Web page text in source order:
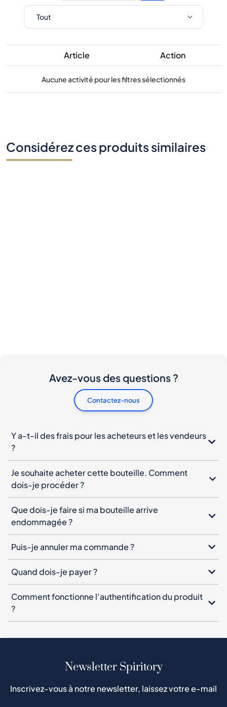
Article Action
Aucune activité pour les filtres sélectionnés
Considérez ces produits similaires
Avez-vous des questions ?
Contactez-nous
Y a-t-il des frais pour les acheteurs et les vendeurs
?
Je souhaite acheter cette bouteille. Comment
dois-je procéder ?
Que dois-je faire si ma bouteille arrive
endommagée ?
Puis-je annuler ma commande ?
Quand dois-je payer ?
Comment fonctionne l’authentification du produit
?
Newsletter Spiritory
Inscrivez-vous à notre newsletter, laissez votre e-mail